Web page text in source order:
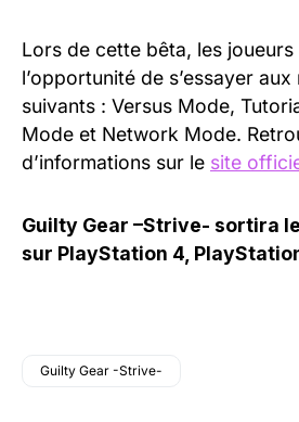
Lors de cette bêta, les
l’opportunité de s’essayer
suivants : Versus Mode,
Mode et Network Mode.
d’informations sur le site
Guilty Gear –Strive- sortira
sur PlayStation 4,
Guilty Gear -Strive-